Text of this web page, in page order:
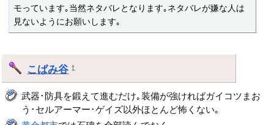
モっています｡当然ネタバレとなります｡ネタバレが嫌な人は
見ないようにお願いします｡
こばみ谷 †
武器･防具を鍛えて進むだけ｡装備が強ければガイコツまお
う･セルアーマー･ゲイズ以外ほとんど怖くない｡